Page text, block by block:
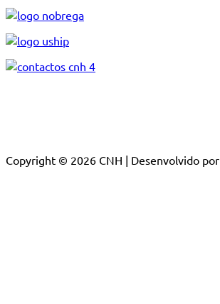
Copyright © 2026 CNH | Desenvolvido por